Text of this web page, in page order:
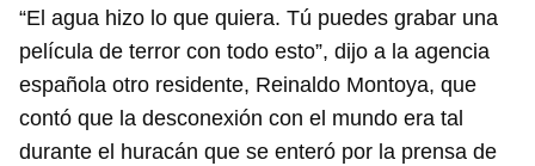
“El agua hizo lo que quiera. Tú puedes grabar una
película de terror con todo esto”, dijo a la agencia
española otro residente, Reinaldo Montoya, que
contó que la desconexión con el mundo era tal
durante el huracán que se enteró por la prensa de